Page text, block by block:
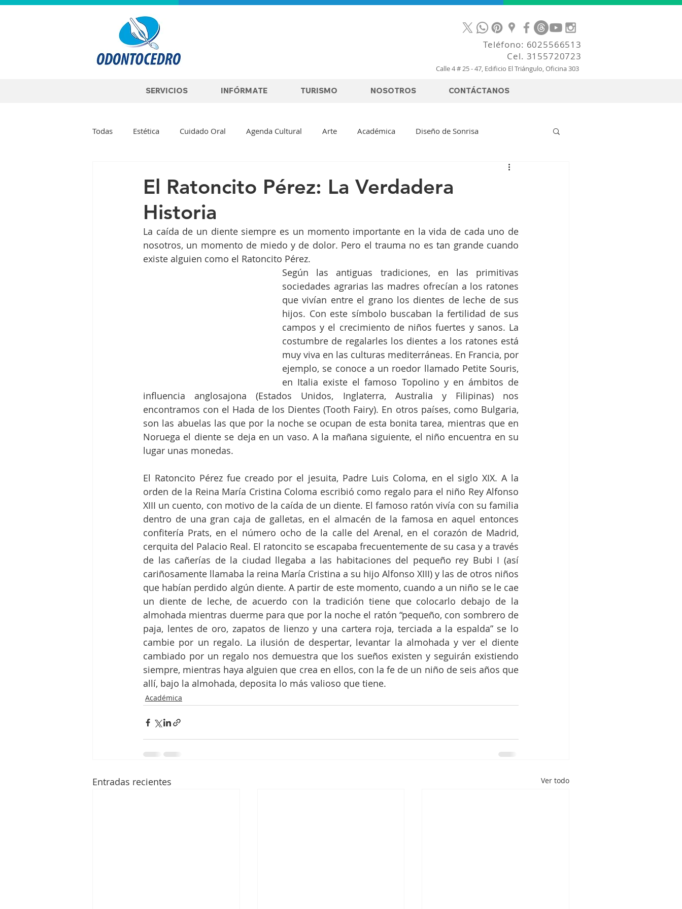
Teléfono: 6025566513
Cel. 3155720723
Calle 4 # 25 - 47, Edificio El Triángulo, Oficina 303
SERVICIOS INFÓRMATE TURISMO NOSOTROS CONTÁCTANOS
Todas Estética Cuidado Oral Agenda Cultural Arte Académica Diseño de Sonrisa
Rehabilitación Bruxismo
El Ratoncito Pérez: La Verdadera
Historia
La caída de un diente siempre es un momento importante en la vida de cada uno de
nosotros, un momento de miedo y de dolor. Pero el trauma no es tan grande cuando
existe alguien como el Ratoncito Pérez.
Según las antiguas tradiciones, en las primitivas
sociedades agrarias las madres ofrecían a los ratones
que vivían entre el grano los dientes de leche de sus
hijos. Con este símbolo buscaban la fertilidad de sus
campos y el crecimiento de niños fuertes y sanos. La
costumbre de regalarles los dientes a los ratones está
muy viva en las culturas mediterráneas. En Francia, por
ejemplo, se conoce a un roedor llamado Petite Souris,
en Italia existe el famoso Topolino y en ámbitos de
influencia anglosajona (Estados Unidos, Inglaterra, Australia y Filipinas) nos
encontramos con el Hada de los Dientes (Tooth Fairy). En otros países, como Bulgaria,
son las abuelas las que por la noche se ocupan de esta bonita tarea, mientras que en
Noruega el diente se deja en un vaso. A la mañana siguiente, el niño encuentra en su
lugar unas monedas.
El Ratoncito Pérez fue creado por el jesuita, Padre Luis Coloma, en el siglo XIX. A la
orden de la Reina María Cristina Coloma escribió como regalo para el niño Rey Alfonso
XIII un cuento, con motivo de la caída de un diente. El famoso ratón vivía con su familia
dentro de una gran caja de galletas, en el almacén de la famosa en aquel entonces
confitería Prats, en el número ocho de la calle del Arenal, en el corazón de Madrid,
cerquita del Palacio Real. El ratoncito se escapaba frecuentemente de su casa y a través
de las cañerías de la ciudad llegaba a las habitaciones del pequeño rey Bubi I (así
cariñosamente llamaba la reina María Cristina a su hijo Alfonso XIII) y las de otros niños
que habían perdido algún diente. A partir de este momento, cuando a un niño se le cae
un diente de leche, de acuerdo con la tradición tiene que colocarlo debajo de la
almohada mientras duerme para que por la noche el ratón “pequeño, con sombrero de
paja, lentes de oro, zapatos de lienzo y una cartera roja, terciada a la espalda” se lo
cambie por un regalo. La ilusión de despertar, levantar la almohada y ver el diente
cambiado por un regalo nos demuestra que los sueños existen y seguirán existiendo
siempre, mientras haya alguien que crea en ellos, con la fe de un niño de seis años que
allí, bajo la almohada, deposita lo más valioso que tiene.
Académica
Entradas recientes Ver todo